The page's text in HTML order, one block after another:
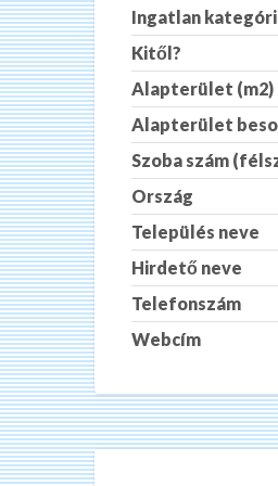
Ingatlan
Kitől?
Alapterület (m2)
Alapterület
Szoba szám
Ország
Település neve
Hirdető neve
Telefonszám
Webcím